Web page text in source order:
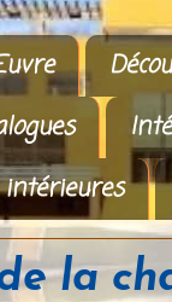
la